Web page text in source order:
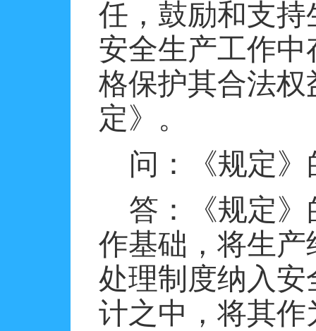
任，鼓励和支
安全生产工作
格保护其合法
定》。
问：《规定
答：《规定
作基础，将生
处理制度纳入
计之中，将其